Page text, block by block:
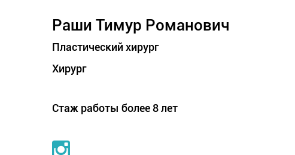
Раши Тимур Романович
Пластический хирург
Хирург
Стаж работы более 8 лет